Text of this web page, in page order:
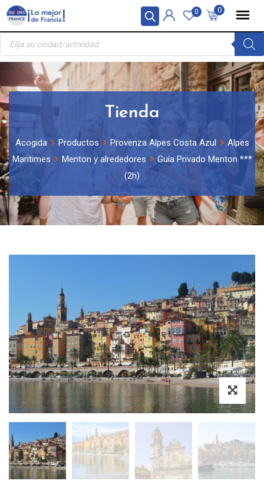
Panel de gestión de cookies
Skip
content
0
0
Búsqueda
productos
Tienda
Acogida Productos Provenza Alpes Costa Azul
Alpes
Maritimes
Menton y alrededores
Guía Privado Menton ***
(2h)